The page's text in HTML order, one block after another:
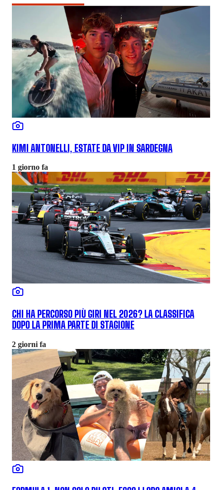
KIMI ANTONELLI, ESTATE DA VIP IN SARDEGNA
1 giorno fa
CHI HA PERCORSO PIÙ GIRI NEL 2026? LA CLASSIFICA
DOPO LA PRIMA PARTE DI STAGIONE
2 giorni fa